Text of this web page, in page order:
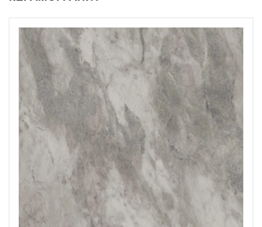
«Альбино», дизайнеры компании вдохновились
очарованием элитного мондрагонского мрамора,
добыча которого уже прекращена. Данный
керамогранит произведен по инновационной
технологии Double Loading.